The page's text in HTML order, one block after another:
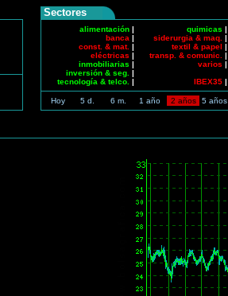
Sectores
alimentación |
banca |
const. & mat. |
eléctricas |
inmobiliarias |
inversión & seg. |
tecnología & telco. |
quimicas |
siderurgia & maq. |
textil & papel |
transp. & comunic.
|
varios |
IBEX35 |
Hoy 5 d. 6 m. 1 año 2 años 5 años